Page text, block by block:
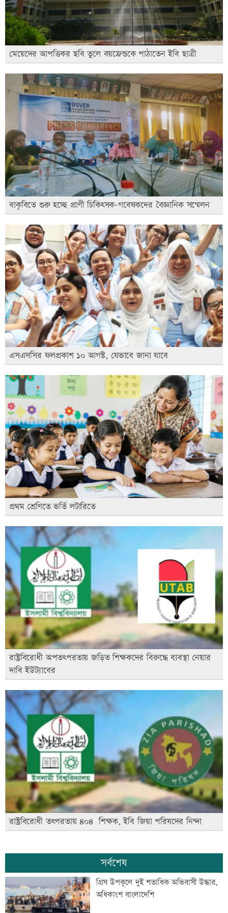
মেয়েদের আপত্তিকর ছবি তুলে বয়ফ্রেন্ডকে পাঠাতেন ইবি ছাত্রী
বাকৃবিতে শুরু হচ্ছে প্রাণী চিকিৎসক-গবেষকদের বৈজ্ঞানিক সম্মেলন
এসএসসির ফলপ্রকাশ ১০ আগস্ট, যেভাবে জানা যাবে
প্রথম শ্রেণিতে ভর্তি লটারিতে
রাষ্ট্রবিরোধী অপতৎপরতায় জড়িত শিক্ষকদের বিরুদ্ধে ব্যবস্থা নেয়ার
দাবি ইউট্যাবের
রাষ্ট্রবিরোধী তৎপরতায় ৪০৪ শিক্ষক, ইবি জিয়া পরিষদের নিন্দা
সর্বশেষ
গ্রিস উপকূলে দুই শতাধিক অভিবাসী উদ্ধার,
অধিকাংশ বাংলাদেশি